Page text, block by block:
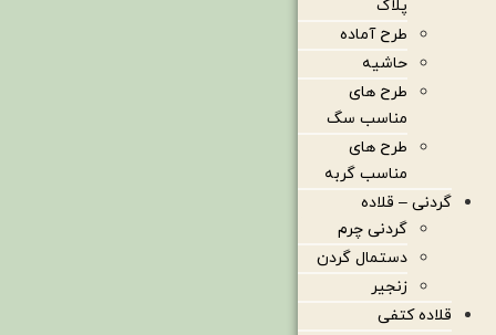
پلاک
طرح آماده
حاشیه
طرح های
مناسب سگ
طرح های
مناسب گربه
گردنی – قلاده
گردنی چرم
دستمال گردن
زنجیر
قلاده کتفی